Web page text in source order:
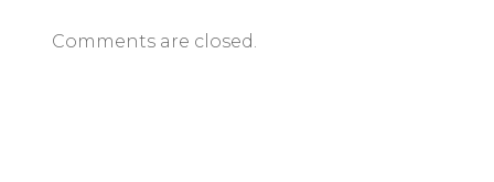
Comments are closed.